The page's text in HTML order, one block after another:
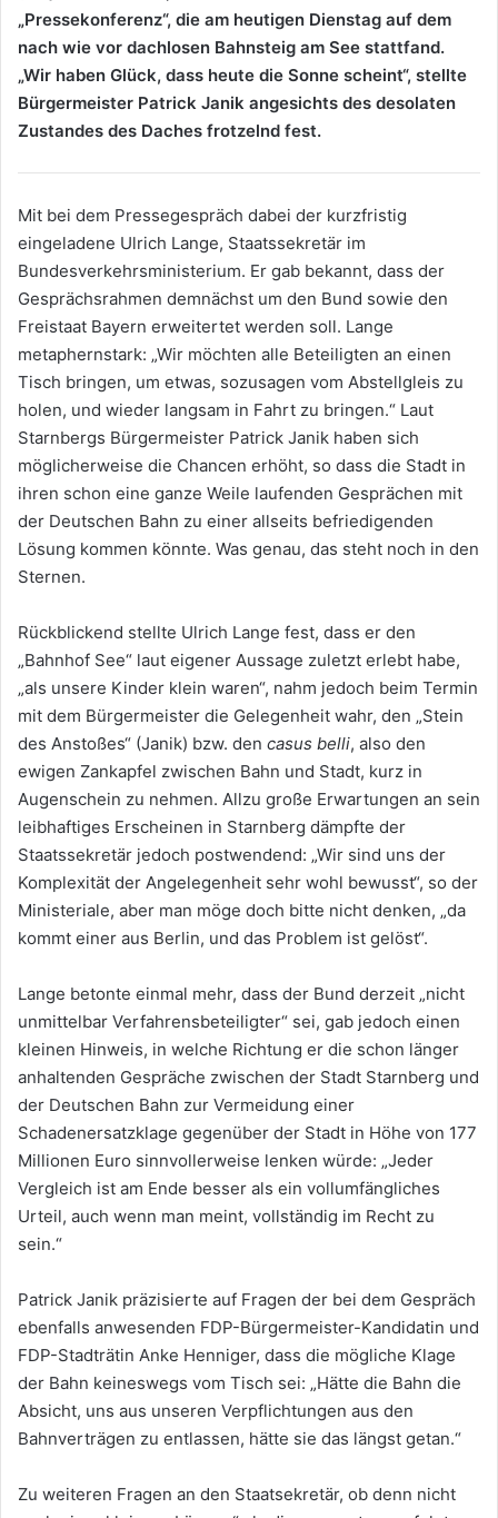
„Pressekonferenz“, die am heutigen Dienstag auf dem
nach wie vor dachlosen Bahnsteig am See stattfand.
„Wir haben Glück, dass heute die Sonne scheint“, stellte
Bürgermeister Patrick Janik angesichts des desolaten
Zustandes des Daches frotzelnd fest.
Mit bei dem Pressegespräch dabei der kurzfristig
eingeladene Ulrich Lange, Staatssekretär im
Bundesverkehrsministerium. Er gab bekannt, dass der
Gesprächsrahmen demnächst um den Bund sowie den
Freistaat Bayern erweitertet werden soll. Lange
metaphernstark: „Wir möchten alle Beteiligten an einen
Tisch bringen, um etwas, sozusagen vom Abstellgleis zu
holen, und wieder langsam in Fahrt zu bringen.“ Laut
Starnbergs Bürgermeister Patrick Janik haben sich
möglicherweise die Chancen erhöht, so dass die Stadt in
ihren schon eine ganze Weile laufenden Gesprächen mit
der Deutschen Bahn zu einer allseits befriedigenden
Lösung kommen könnte. Was genau, das steht noch in den
Sternen.
Rückblickend stellte Ulrich Lange fest, dass er den
„Bahnhof See“ laut eigener Aussage zuletzt erlebt habe,
„als unsere Kinder klein waren“, nahm jedoch beim Termin
mit dem Bürgermeister die Gelegenheit wahr, den „Stein
des Anstoßes“ (Janik) bzw. den casus belli, also den
ewigen Zankapfel zwischen Bahn und Stadt, kurz in
Augenschein zu nehmen. Allzu große Erwartungen an sein
leibhaftiges Erscheinen in Starnberg dämpfte der
Staatssekretär jedoch postwendend: „Wir sind uns der
Komplexität der Angelegenheit sehr wohl bewusst“, so der
Ministeriale, aber man möge doch bitte nicht denken, „da
kommt einer aus Berlin, und das Problem ist gelöst“.
Lange betonte einmal mehr, dass der Bund derzeit „nicht
unmittelbar Verfahrensbeteiligter“ sei, gab jedoch einen
kleinen Hinweis, in welche Richtung er die schon länger
anhaltenden Gespräche zwischen der Stadt Starnberg und
der Deutschen Bahn zur Vermeidung einer
Schadenersatzklage gegenüber der Stadt in Höhe von 177
Millionen Euro sinnvollerweise lenken würde: „Jeder
Vergleich ist am Ende besser als ein vollumfängliches
Urteil, auch wenn man meint, vollständig im Recht zu
sein.“
Patrick Janik präzisierte auf Fragen der bei dem Gespräch
ebenfalls anwesenden FDP-Bürgermeister-Kandidatin und
FDP-Stadträtin Anke Henniger, dass die mögliche Klage
der Bahn keineswegs vom Tisch sei: „Hätte die Bahn die
Absicht, uns aus unseren Verpflichtungen aus den
Bahnverträgen zu entlassen, hätte sie das längst getan.“
Zu weiteren Fragen an den Staatsekretär, ob denn nicht